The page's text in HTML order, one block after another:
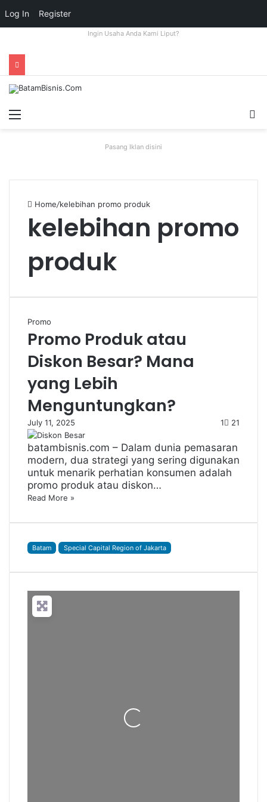
Log In Register
Ingin Usaha Anda Kami Liput?
Pasang Iklan disini
Home/kelebihan promo produk
kelebihan promo
produk
Promo
Promo Produk atau
Diskon Besar? Mana
yang Lebih
Menguntungkan?
July 11, 2025 1 21
batambisnis.com – Dalam dunia pemasaran
modern, dua strategi yang sering digunakan
untuk menarik perhatian konsumen adalah
promo produk atau diskon…
Read More »
Batam Special Capital Region of Jakarta
Loading...